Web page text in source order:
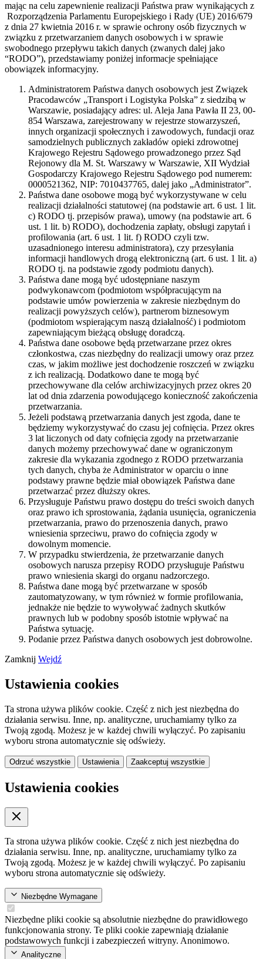
mając na celu zapewnienie realizacji Państwa praw wynikających z
Rozporządzenia Parlamentu Europejskiego i Rady (UE) 2016/679
z dnia 27 kwietnia 2016 r. w sprawie ochrony osób fizycznych w
związku z przetwarzaniem danych osobowych i w sprawie
swobodnego przepływu takich danych (zwanych dalej jako
“RODO”), przedstawiamy poniżej informacje spełniające
obowiązek informacyjny.
Administratorem Państwa danych osobowych jest Związek
Pracodawców „Transport i Logistyka Polska” z siedzibą w
Warszawie, posiadający adres: ul. Aleja Jana Pawła II 23, 00-
854 Warszawa, zarejestrowany w rejestrze stowarzyszeń,
innych organizacji społecznych i zawodowych, fundacji oraz
samodzielnych publicznych zakładów opieki zdrowotnej
Krajowego Rejestru Sądowego prowadzonego przez Sąd
Rejonowy dla M. St. Warszawy w Warszawie, XII Wydział
Gospodarczy Krajowego Rejestru Sądowego pod numerem:
0000521362, NIP: 7010437765, dalej jako „Administrator”.
Państwa dane osobowe mogą być wykorzystywane w celu
realizacji działalności statutowej (na podstawie art. 6 ust. 1 lit.
c) RODO tj. przepisów prawa), umowy (na podstawie art. 6
ust. 1 lit. b) RODO), dochodzenia zapłaty, obsługi zapytań i
profilowania (art. 6 ust. 1 lit. f) RODO czyli tzw.
uzasadnionego interesu administratora), czy przesyłania
informacji handlowych drogą elektroniczną (art. 6 ust. 1 lit. a)
RODO tj. na podstawie zgody podmiotu danych).
Państwa dane mogą być udostępniane naszym
podwykonawcom (podmiotom współpracującym na
podstawie umów powierzenia w zakresie niezbędnym do
realizacji powyższych celów), partnerom biznesowym
(podmiotom wspierającym naszą działalność) i podmiotom
zapewniającym bieżącą obsługę doradczą.
Państwa dane osobowe będą przetwarzane przez okres
członkostwa, czas niezbędny do realizacji umowy oraz przez
czas, w jakim możliwe jest dochodzenie roszczeń w związku
z ich realizacją. Dodatkowo dane te mogą być
przechowywane dla celów archiwizacyjnych przez okres 20
lat od dnia zdarzenia powodującego konieczność zakończenia
przetwarzania.
Jeżeli podstawą przetwarzania danych jest zgoda, dane te
będziemy wykorzystywać do czasu jej cofnięcia. Przez okres
3 lat liczonych od daty cofnięcia zgody na przetwarzanie
danych możemy przechowywać dane w ograniczonym
zakresie dla wykazania zgodnego z RODO przetwarzania
tych danych, chyba że Administrator w oparciu o inne
podstawy prawne będzie miał obowiązek Państwa dane
przetwarzać przez dłuższy okres.
Przysługuje Państwu prawo dostępu do treści swoich danych
oraz prawo ich sprostowania, żądania usunięcia, ograniczenia
przetwarzania, prawo do przenoszenia danych, prawo
wniesienia sprzeciwu, prawo do cofnięcia zgody w
dowolnym momencie.
W przypadku stwierdzenia, że przetwarzanie danych
osobowych narusza przepisy RODO przysługuje Państwu
prawo wniesienia skargi do organu nadzorczego.
Państwa dane mogą być przetwarzane w sposób
zautomatyzowany, w tym również w formie profilowania,
jednakże nie będzie to wywoływać żadnych skutków
prawnych lub w podobny sposób istotnie wpływać na
Państwa sytuację.
Podanie przez Państwa danych osobowych jest dobrowolne.
Zamknij Wejdź
Ustawienia cookies
Ta strona używa plików cookie. Część z nich jest niezbędna do
działania serwisu. Inne, np. analityczne, uruchamiamy tylko za
Twoją zgodą. Możesz je w każdej chwili wyłączyć. Po zapisaniu
wyboru strona automatycznie się odświeży.
Odrzuć wszystkie Ustawienia Zaakceptuj wszystkie
Ustawienia cookies
Ta strona używa plików cookie. Część z nich jest niezbędna do
działania serwisu. Inne, np. analityczne, uruchamiamy tylko za
Twoją zgodą. Możesz je w każdej chwili wyłączyć. Po zapisaniu
wyboru strona automatycznie się odświeży.
Niezbędne Wymagane
Niezbędne pliki cookie są absolutnie niezbędne do prawidłowego
funkcjonowania strony. Te pliki cookie zapewniają działanie
podstawowych funkcji i zabezpieczeń witryny. Anonimowo.
Analityczne